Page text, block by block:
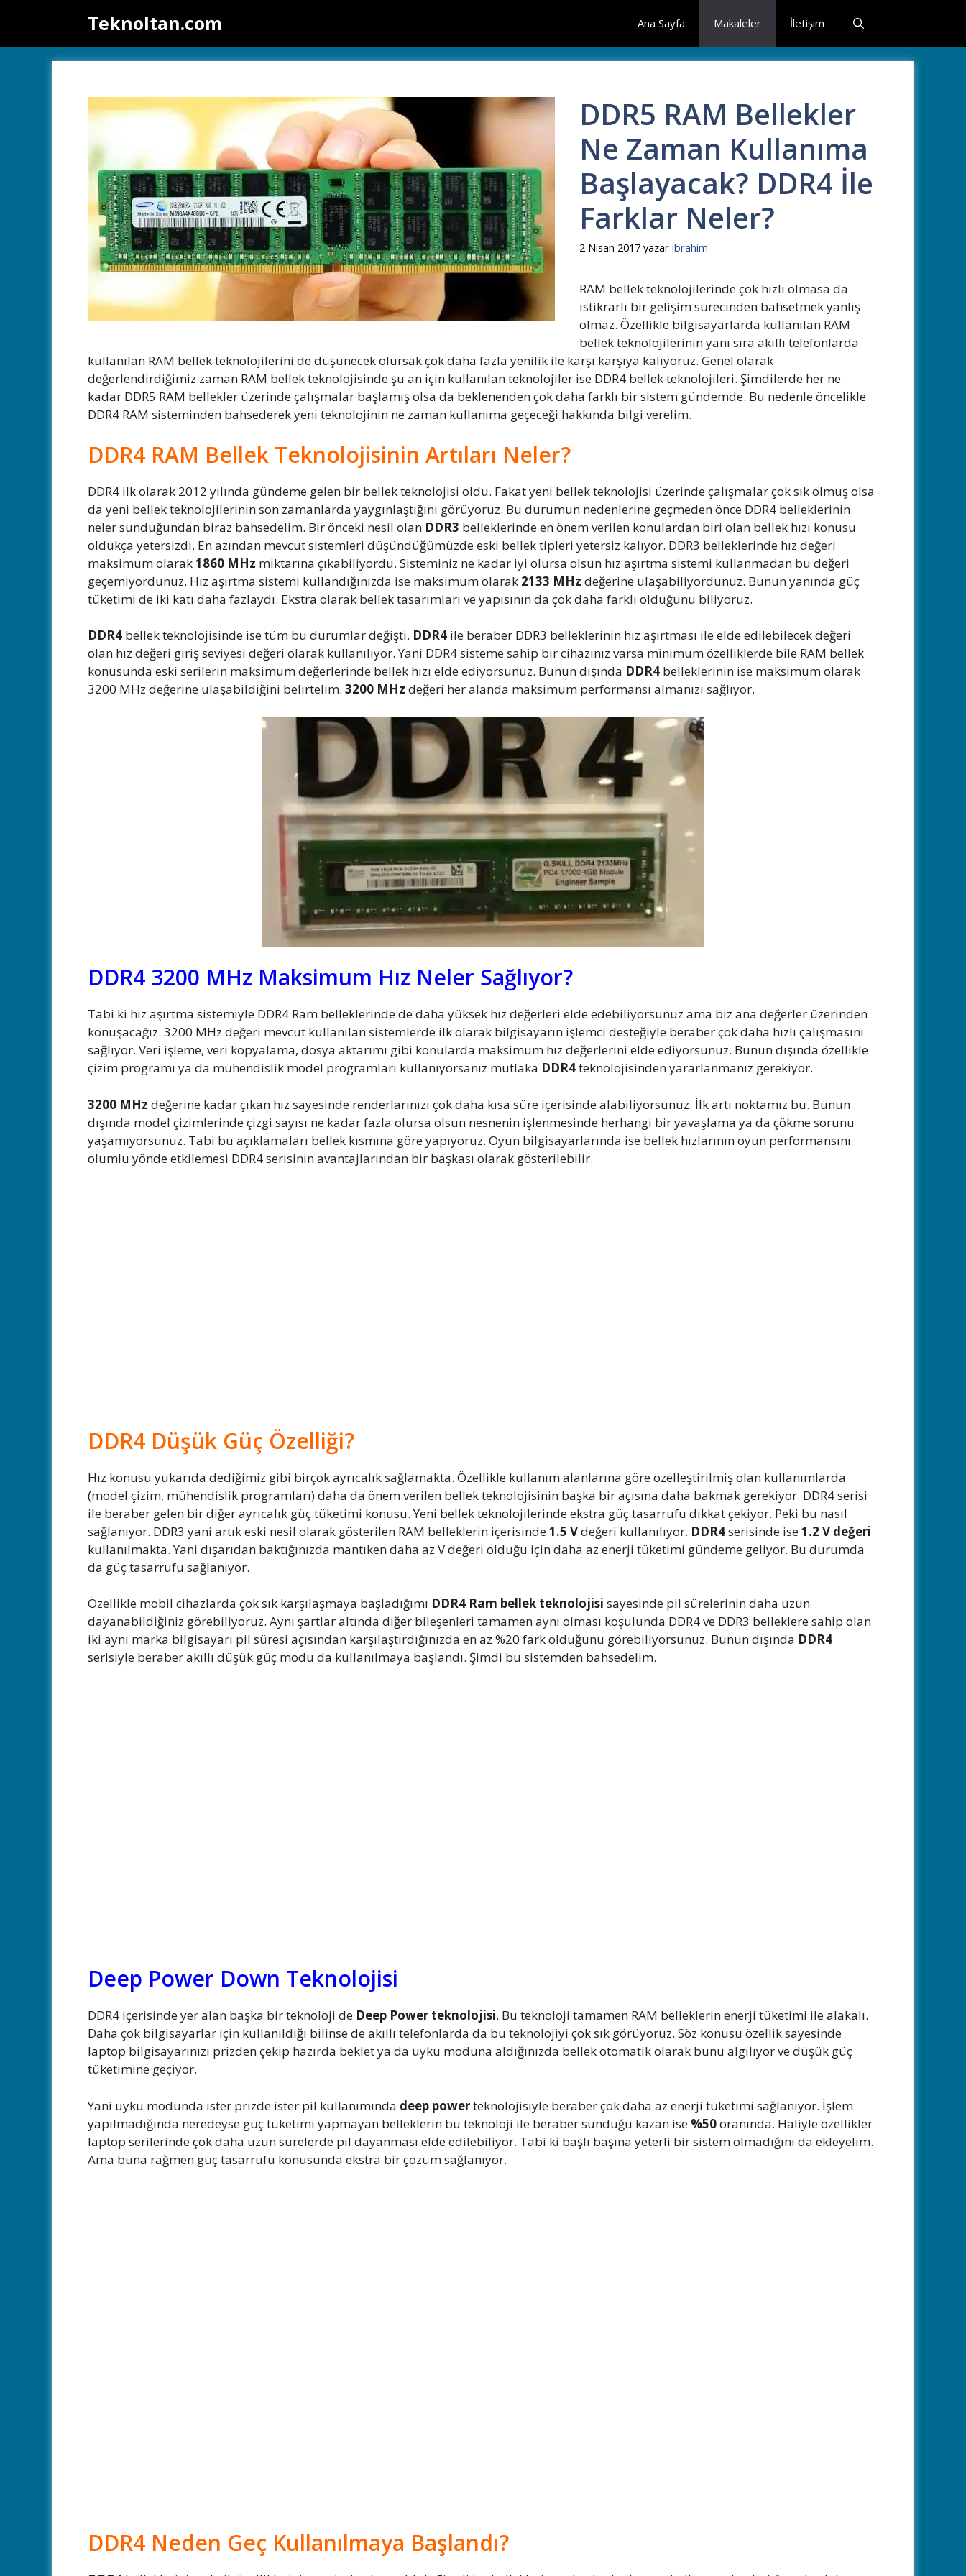
Teknoltan.com Ana Sayfa Makaleler İletişim
DDR5 RAM Bellekler
Ne Zaman Kullanıma
Başlayacak? DDR4 İle
Farklar Neler?
2 Nisan 2017 yazar ibrahim
RAM bellek teknolojilerinde çok hızlı olmasa da
istikrarlı bir gelişim sürecinden bahsetmek yanlış
olmaz. Özellikle bilgisayarlarda kullanılan RAM
bellek teknolojilerinin yanı sıra akıllı telefonlarda
kullanılan RAM bellek teknolojilerini de düşünecek olursak çok daha fazla yenilik ile karşı karşıya kalıyoruz. Genel olarak
değerlendirdiğimiz zaman RAM bellek teknolojisinde şu an için kullanılan teknolojiler ise DDR4 bellek teknolojileri. Şimdilerde her ne
kadar DDR5 RAM bellekler üzerinde çalışmalar başlamış olsa da beklenenden çok daha farklı bir sistem gündemde. Bu nedenle öncelikle
DDR4 RAM sisteminden bahsederek yeni teknolojinin ne zaman kullanıma geçeceği hakkında bilgi verelim.
DDR4 RAM Bellek Teknolojisinin Artıları Neler?
DDR4 ilk olarak 2012 yılında gündeme gelen bir bellek teknolojisi oldu. Fakat yeni bellek teknolojisi üzerinde çalışmalar çok sık olmuş olsa
da yeni bellek teknolojilerinin son zamanlarda yaygınlaştığını görüyoruz. Bu durumun nedenlerine geçmeden önce DDR4 belleklerinin
neler sunduğundan biraz bahsedelim. Bir önceki nesil olan DDR3 belleklerinde en önem verilen konulardan biri olan bellek hızı konusu
oldukça yetersizdi. En azından mevcut sistemleri düşündüğümüzde eski bellek tipleri yetersiz kalıyor. DDR3 belleklerinde hız değeri
maksimum olarak1860 MHz miktarına çıkabiliyordu. Sisteminiz ne kadar iyi olursa olsun hız aşırtma sistemi kullanmadan bu değeri
geçemiyordunuz. Hız aşırtma sistemi kullandığınızda ise maksimum olarak 2133 MHz değerine ulaşabiliyordunuz. Bunun yanında güç
tüketimi de iki katı daha fazlaydı. Ekstra olarak bellek tasarımları ve yapısının da çok daha farklı olduğunu biliyoruz.
DDR4 bellek teknolojisinde ise tüm bu durumlar değişti. DDR4 ile beraber DDR3 belleklerinin hız aşırtması ile elde edilebilecek değeri
olan hız değeri giriş seviyesi değeri olarak kullanılıyor. Yani DDR4 sisteme sahip bir cihazınız varsa minimum özelliklerde bile RAM bellek
konusunda eski serilerin maksimum değerlerinde bellek hızı elde ediyorsunuz. Bunun dışında DDR4 belleklerinin ise maksimum olarak
3200 MHz değerine ulaşabildiğini belirtelim. 3200 MHz değeri her alanda maksimum performansı almanızı sağlıyor.
DDR4 3200 MHz Maksimum Hız Neler Sağlıyor?
Tabi ki hız aşırtma sistemiyle DDR4 Ram belleklerinde de daha yüksek hız değerleri elde edebiliyorsunuz ama biz ana değerler üzerinden
konuşacağız. 3200 MHz değeri mevcut kullanılan sistemlerde ilk olarak bilgisayarın işlemci desteğiyle beraber çok daha hızlı çalışmasını
sağlıyor. Veri işleme, veri kopyalama, dosya aktarımı gibi konularda maksimum hız değerlerini elde ediyorsunuz. Bunun dışında özellikle
çizim programı ya da mühendislik model programları kullanıyorsanız mutlaka DDR4teknolojisinden yararlanmanız gerekiyor.
3200 MHz değerine kadar çıkan hız sayesinde renderlarınızı çok daha kısa süre içerisinde alabiliyorsunuz. İlk artı noktamız bu. Bunun
dışında model çizimlerinde çizgi sayısı ne kadar fazla olursa olsun nesnenin işlenmesinde herhangi bir yavaşlama ya da çökme sorunu
yaşamıyorsunuz. Tabi bu açıklamaları bellek kısmına göre yapıyoruz. Oyun bilgisayarlarında ise bellek hızlarının oyun performansını
olumlu yönde etkilemesi DDR4 serisinin avantajlarından bir başkası olarak gösterilebilir.
DDR4 Düşük Güç Özelliği?
Hız konusu yukarıda dediğimiz gibi birçok ayrıcalık sağlamakta. Özellikle kullanım alanlarına göre özelleştirilmiş olan kullanımlarda
(model çizim, mühendislik programları) daha da önem verilen bellek teknolojisinin başka bir açısına daha bakmak gerekiyor. DDR4 serisi
ile beraber gelen bir diğer ayrıcalık güç tüketimi konusu. Yeni bellek teknolojilerinde ekstra güç tasarrufu dikkat çekiyor. Peki bu nasıl
sağlanıyor. DDR3 yani artık eski nesil olarak gösterilen RAM belleklerin içerisinde1.5 Vdeğeri kullanılıyor. DDR4serisinde ise1.2 V değeri
kullanılmakta. Yani dışarıdan baktığınızda mantıken daha az V değeri olduğu için daha az enerji tüketimi gündeme geliyor. Bu durumda
da güç tasarrufu sağlanıyor.
Özellikle mobil cihazlarda çok sık karşılaşmaya başladığımı DDR4 Ram bellek teknolojisi sayesinde pil sürelerinin daha uzun
dayanabildiğiniz görebiliyoruz. Aynı şartlar altında diğer bileşenleri tamamen aynı olması koşulunda DDR4 ve DDR3 belleklere sahip olan
iki aynı marka bilgisayarı pil süresi açısından karşılaştırdığınızda en az %20 fark olduğunu görebiliyorsunuz. Bunun dışında DDR4
serisiyle beraber akıllı düşük güç modu da kullanılmaya başlandı. Şimdi bu sistemden bahsedelim.
Deep Power Down Teknolojisi
DDR4 içerisinde yer alan başka bir teknoloji de Deep Power teknolojisi. Bu teknoloji tamamen RAM belleklerin enerji tüketimi ile alakalı.
Daha çok bilgisayarlar için kullanıldığı bilinse de akıllı telefonlarda da bu teknolojiyi çok sık görüyoruz. Söz konusu özellik sayesinde
laptop bilgisayarınızı prizden çekip hazırda beklet ya da uyku moduna aldığınızda bellek otomatik olarak bunu algılıyor ve düşük güç
tüketimine geçiyor.
Yani uyku modunda ister prizde ister pil kullanımında deep powerteknolojisiyle beraber çok daha az enerji tüketimi sağlanıyor. İşlem
yapılmadığında neredeyse güç tüketimi yapmayan belleklerin bu teknoloji ile beraber sunduğu kazan ise %50oranında. Haliyle özellikler
laptop serilerinde çok daha uzun sürelerde pil dayanması elde edilebiliyor. Tabi ki başlı başına yeterli bir sistem olmadığını da ekleyelim.
Ama buna rağmen güç tasarrufu konusunda ekstra bir çözüm sağlanıyor.
DDR4 Neden Geç Kullanılmaya Başlandı?